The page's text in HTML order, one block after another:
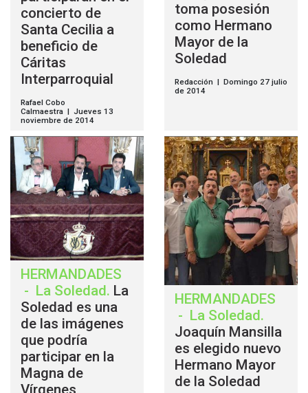
concierto de
Santa Cecilia a
beneficio de
Cáritas
Interparroquial
Rafael Cobo
Calmaestra | Jueves 13
noviembre de 2014
toma posesión
como Hermano
Mayor de la
Soledad
Redacción | Domingo 27 julio
de 2014
HERMANDADES
- La Soledad. La
Soledad es una
de las imágenes
que podría
participar en la
Magna de
Vírgenes
HERMANDADES
- La Soledad.
Joaquín Mansilla
es elegido nuevo
Hermano Mayor
de la Soledad